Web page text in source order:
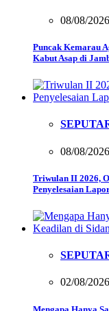
08/08/
Puncak Kemarau
Kabut Asap di
08/08/
Triwulan II 2026,
Penyelesaian
02/08/